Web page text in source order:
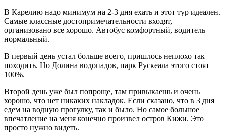
В Карелию надо минимум на 2-3 дня ехать и этот тур идеален.
Самые классные достопримечательности входят,
организовано все хорошо. Автобус комфортный, водитель
нормальный.
В первый день устал больше всего, пришлось неплохо так
походить. Но Долина водопадов, парк Рускеала этого стоят
100%.
Второй день уже был попроще, там привыкаешь и очень
хорошо, что нет никаких накладок. Если сказано, что в 3 дня
едем на водную прогулку, так и было. Но самое большое
впечатление на меня конечно произвел остров Кижи. Это
просто нужно видеть.